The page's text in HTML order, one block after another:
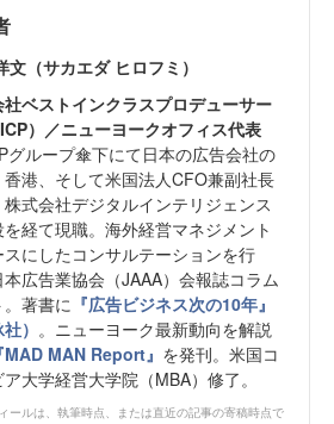
文（サカエダ ヒロフミ）
ベストインクラスプロデューサー
）／ニューヨークオフィス代表
グループ傘下にて日本の広告会社の
香港、そして米国法人CFO兼副社長
式会社デジタルインテリジェンス
経て現職。海外経営マネジメント
スにしたコンサルテーションを行
本広告業協会（JAAA）会報誌コラム
。著書に 『広告ビジネス次の10年』
） 。ニューヨーク最新動向を解説
MAD MAN Report』 を発刊。米国コ
ア大学経営大学院（MBA）修了。
ールは、執筆時点、または直近の記事の寄稿時点で